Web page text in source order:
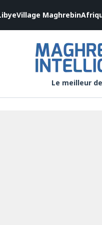
Village Maghrebin
Le meilleur